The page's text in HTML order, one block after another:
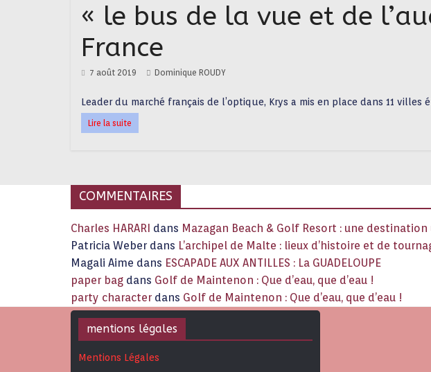
« le bus de la vue et de
France
7 août 2019 Dominique ROUDY
Leader du marché français de l’optique, Krys a mis en place dans 11 villes
Lire la suite
COMMENTAIRES
Charles HARARI dans Mazagan Beach & Golf Resort : une destination
Patricia Weber dans L’archipel de Malte : lieux d’histoire et de
Magali Aime dans ESCAPADE AUX ANTILLES : La GUADELOUPE
paper bag dans Golf de Maintenon : Que d’eau, que d’eau !
party character dans Golf de Maintenon : Que d’eau, que d’eau !
mentions légales
Mentions Légales